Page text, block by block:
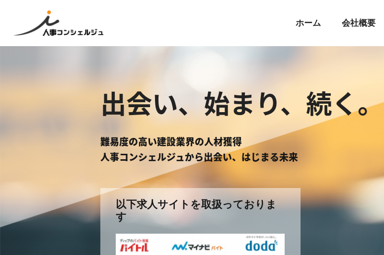
ホーム 会社概要
出会い、始まり、続く。
難易度の高い建設業界の人材獲得
人事コンシェルジュから出会い、はじまる未来
以下求人サイトを取扱っておりま
す